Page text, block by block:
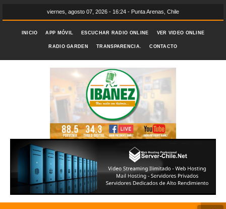
viernes, agosto 07, 2026 - 16:24 - Punta Arenas, Chile
INICIO APP MÓVIL ESCUCHAR RADIO ONLINE VER VIDEO ONLINE
RADIO GARDEN TRANSPARENCIA. CONTACTO